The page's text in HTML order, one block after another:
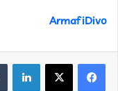
Armaf iDivo
لینکدین